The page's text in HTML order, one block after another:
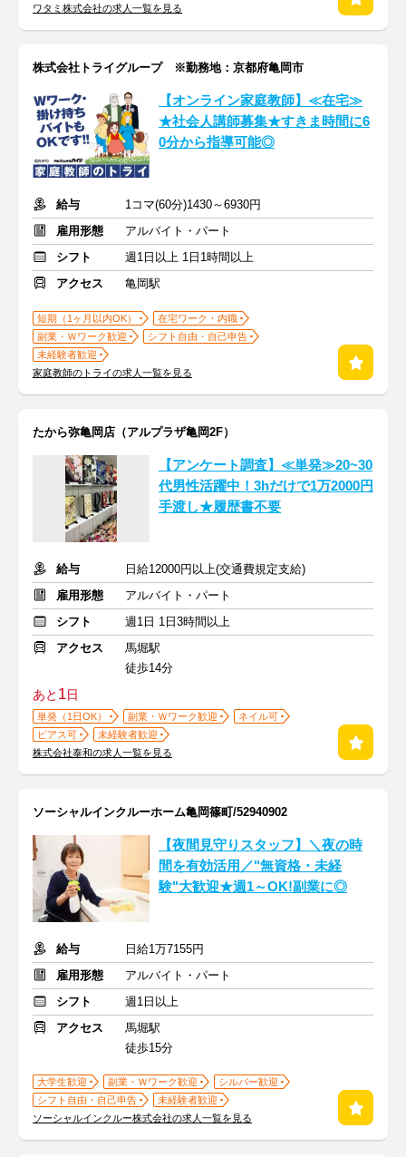
ワタミ株式会社の求人一覧を見る
株式会社トライグループ ※勤務地：京都府亀岡市
【オンライン家庭教師】≪在宅≫
★社会人講師募集★すきま時間に6
0分から指導可能◎
給与
1コマ(60分)1430～6930円
雇用形態
アルバイト・パート
シフト
週1日以上 1日1時間以上
アクセス
亀岡駅
短期（1ヶ月以内OK）
在宅ワーク・内職
副業・Ｗワーク歓迎
シフト自由・自己申告
未経験者歓迎
家庭教師のトライの求人一覧を見る
たから弥亀岡店（アルプラザ亀岡2F）
【アンケート調査】≪単発≫20~30
代男性活躍中！3hだけで1万2000円
手渡し★履歴書不要
給与
日給12000円以上(交通費規定支給)
雇用形態
アルバイト・パート
シフト
週1日 1日3時間以上
アクセス
馬堀駅
徒歩14分
あと 1日
単発（1日OK） 副業・Ｗワーク歓迎
ネイル可
ピアス可
未経験者歓迎
株式会社泰和の求人一覧を見る
ソーシャルインクルーホーム亀岡篠町/52940902
【夜間見守りスタッフ】＼夜の時
間を有効活用／"無資格・未経
験"大歓迎★週1～OK!副業に◎
給与
日給1万7155円
雇用形態
アルバイト・パート
シフト
週1日以上
アクセス
馬堀駅
徒歩15分
大学生歓迎 副業・Ｗワーク歓迎
シルバー歓迎
シフト自由・自己申告
未経験者歓迎
ソーシャルインクルー株式会社の求人一覧を見る